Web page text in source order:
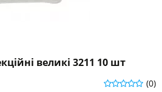
великі 3211 10 шт
(0)